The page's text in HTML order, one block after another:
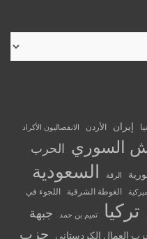
إيران الأردن الانفصاليون الأكراد
السوري الحرب
الرقة السعودية
الغوطة الشرقية اللجوء في
تركيا تميم بن حمد
جبهة
العمال الكردستاني حزب